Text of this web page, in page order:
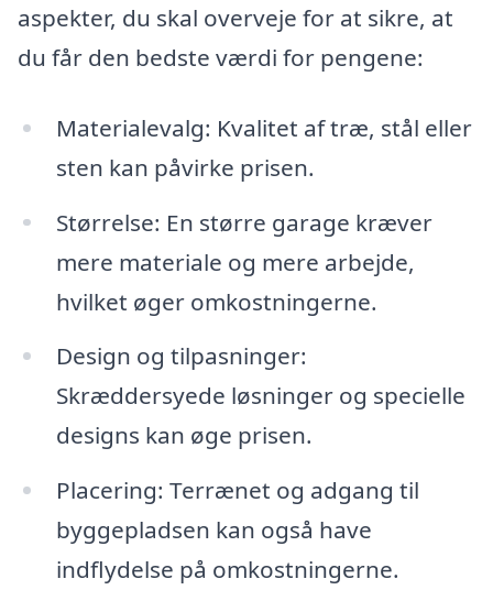
aspekter, du skal overveje for at sikre, at
du får den bedste værdi for pengene:
Materialevalg: Kvalitet af træ, stål eller
sten kan påvirke prisen.
Størrelse: En større garage kræver
mere materiale og mere arbejde,
hvilket øger omkostningerne.
Design og tilpasninger:
Skræddersyede løsninger og specielle
designs kan øge prisen.
Placering: Terrænet og adgang til
byggepladsen kan også have
indflydelse på omkostningerne.